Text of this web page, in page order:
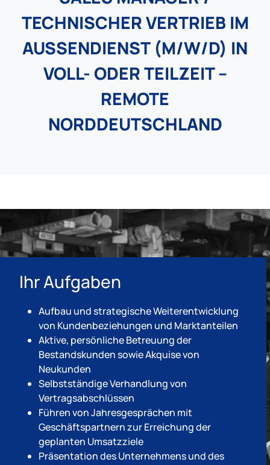
TECHNISCHER VERTRIEB IM
AUSSENDIENST (M/W/D) IN V
OLL- ODER TEILZEIT – R
EMOTE N
ORDDEUTSCHLAND
Ihr Aufgaben
Aufbau und strategische Weiterentwicklung
von Kundenbeziehungen und Marktanteilen
Aktive, persönliche Betreuung der
Bestandskunden sowie Akquise von
Neukunden
Selbstständige Verhandlung von
Vertragsabschlüssen
Führen von Jahresgesprächen mit
Geschäftspartnern zur Erreichung der
geplanten Umsatzziele
Präsentation des Unternehmens und des